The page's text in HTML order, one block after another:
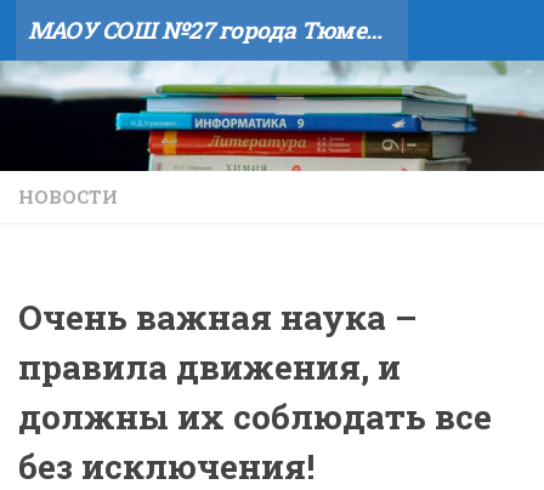
Skip to content МАОУ СОШ №27 города Тюмени
НОВОСТИ
Очень важная наука –
правила движения, и
должны их соблюдать все
без исключения!